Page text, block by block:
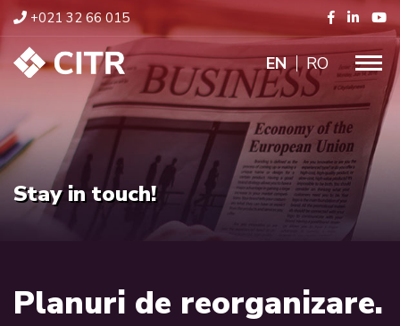
+021 32 66 015
ENGLISH
RO
Stay in touch!
Planuri de reorganizare.